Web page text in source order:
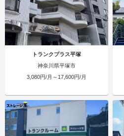
トランクプラス平塚
神奈川県平塚市
3,080円/月～17,600円/月